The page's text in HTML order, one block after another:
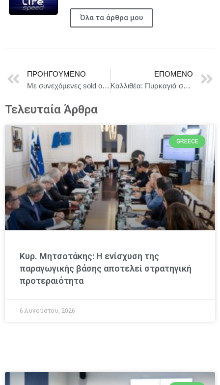
Όλα τα άρθρα μου
ΠΡΟΗΓΟΎΜΕΝΟ
Με συνεχόμενες sold out παραστάσεις ξεκίνησε ο Μισάνθρωπος στο Θεσσαλικό Θέατρο. Δείτε τις πρώτες φωτογραφίες
ΕΠΌΜΕΝΟ
Καλλιθέα: Πυρκαγιά σε διαμέρισμα, δύο άνδρες εντοπίστηκαν χωρίς τις αισθήσεις τους
Τελευταία Άρθρα
GREECE
Κυρ. Μητσοτάκης: Η ενίσχυση της
παραγωγικής βάσης αποτελεί στρατηγική
προτεραιότητα
6 Αυγούστου, 2026